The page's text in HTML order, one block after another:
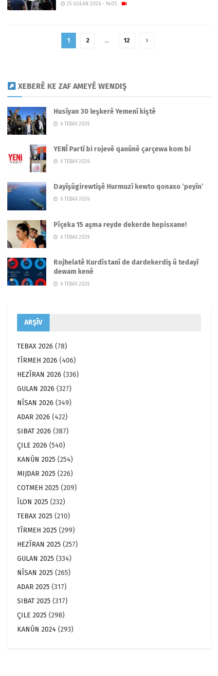
25 GULAN 2026 - 14:05
1 2 … 12
XEBERÊ KE ZAF AMEYÊ WENDIŞ
Husîyan 30 leşkerê Yemenî kiştê
6 TEBAX 2026
YENÎ Partî bi rojevê qanûnê çarçewa kom bi
6 TEBAX 2026
Dayîşûgirewtişê Hurmuzî kewto qonaxo ‘peyîn’
6 TEBAX 2026
Pîçeka 15 aşma reyde dekerde hepisxane!
6 TEBAX 2026
Rojhelatê Kurdîstanî de dardekerdiş û tedayî
dewam kenê
6 TEBAX 2026
ARŞÎV
TEBAX 2026 (78)
TÎRMEH 2026 (406)
HEZÎRAN 2026 (336)
GULAN 2026 (327)
NÎSAN 2026 (349)
ADAR 2026 (422)
SIBAT 2026 (387)
ÇILE 2026 (540)
KANÛN 2025 (254)
MIJDAR 2025 (226)
COTMEH 2025 (209)
ÎLON 2025 (232)
TEBAX 2025 (210)
TÎRMEH 2025 (299)
HEZÎRAN 2025 (257)
GULAN 2025 (334)
NÎSAN 2025 (265)
ADAR 2025 (317)
SIBAT 2025 (317)
ÇILE 2025 (298)
KANÛN 2024 (293)